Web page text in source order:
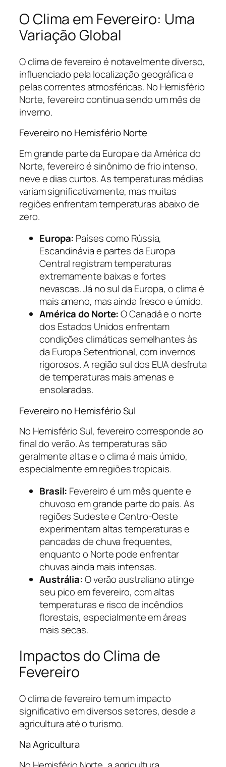
O Clima em Fevereiro: Uma
Variação Global
O clima de fevereiro é notavelmente diverso,
influenciado pela localização geográfica e
pelas correntes atmosféricas. No Hemisfério
Norte, fevereiro continua sendo um mês de
inverno.
Fevereiro no Hemisfério Norte
Em grande parte da Europa e da América do
Norte, fevereiro é sinônimo de frio intenso,
neve e dias curtos. As temperaturas médias
variam significativamente, mas muitas
regiões enfrentam temperaturas abaixo de
zero.
Europa: Países como Rússia,
Escandinávia e partes da Europa
Central registram temperaturas
extremamente baixas e fortes
nevascas. Já no sul da Europa, o clima é
mais ameno, mas ainda fresco e úmido.
América do Norte:O Canadá e o norte
dos Estados Unidos enfrentam
condições climáticas semelhantes às
da Europa Setentrional, com invernos
rigorosos. A região sul dos EUA desfruta
de temperaturas mais amenas e
ensolaradas.
Fevereiro no Hemisfério Sul
No Hemisfério Sul, fevereiro corresponde ao
final do verão. As temperaturas são
geralmente altas e o clima é mais úmido,
especialmente em regiões tropicais.
Brasil: Fevereiro é um mês quente e
chuvoso em grande parte do país. As
regiões Sudeste e Centro-Oeste
experimentam altas temperaturas e
pancadas de chuva frequentes,
enquanto o Norte pode enfrentar
chuvas ainda mais intensas.
Austrália:O verão australiano atinge
seu pico em fevereiro, com altas
temperaturas e risco de incêndios
florestais, especialmente em áreas
mais secas.
Impactos do Clima de
Fevereiro
O clima de fevereiro tem um impacto
significativo em diversos setores, desde a
agricultura até o turismo.
Na Agricultura